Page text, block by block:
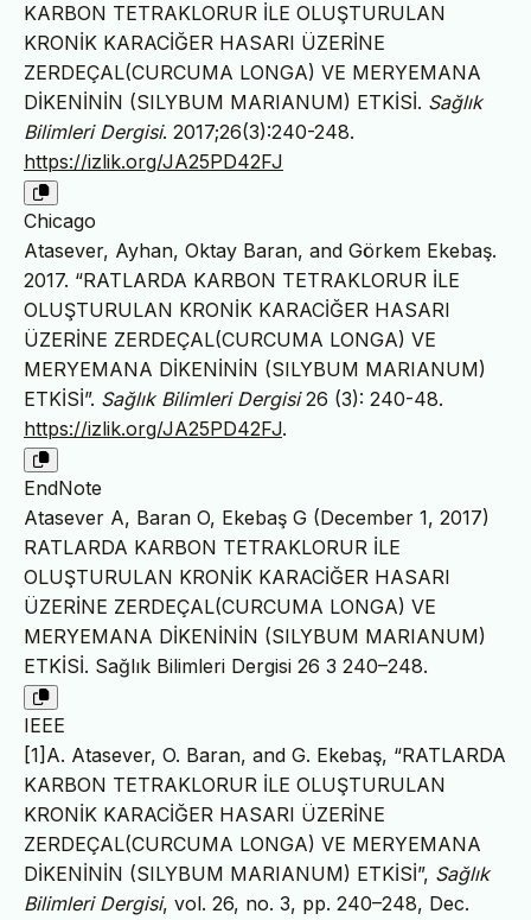
KARBON TETRAKLORUR İLE OLUŞTURULAN
KRONİK KARACİĞER HASARI ÜZERİNE
ZERDEÇAL(CURCUMA LONGA) VE MERYEMANA
DİKENİNİN (SILYBUM MARIANUM) ETKİSİ. Sağlık
Bilimleri Dergisi. 2017;26(3):240-248.
https://izlik.org/JA25PD42FJ
Chicago
Atasever, Ayhan, Oktay Baran, and Görkem Ekebaş.
2017. “RATLARDA KARBON TETRAKLORUR İLE
OLUŞTURULAN KRONİK KARACİĞER HASARI
ÜZERİNE ZERDEÇAL(CURCUMA LONGA) VE
MERYEMANA DİKENİNİN (SILYBUM MARIANUM)
ETKİSİ”. Sağlık Bilimleri Dergisi26 (3): 240-48.
https://izlik.org/JA25PD42FJ.
EndNote
Atasever A, Baran O, Ekebaş G (December 1, 2017)
RATLARDA KARBON TETRAKLORUR İLE
OLUŞTURULAN KRONİK KARACİĞER HASARI
ÜZERİNE ZERDEÇAL(CURCUMA LONGA) VE
MERYEMANA DİKENİNİN (SILYBUM MARIANUM)
ETKİSİ. Sağlık Bilimleri Dergisi 26 3 240–248.
IEEE
[1]A. Atasever, O. Baran, and G. Ekebaş, “RATLARDA
KARBON TETRAKLORUR İLE OLUŞTURULAN
KRONİK KARACİĞER HASARI ÜZERİNE
ZERDEÇAL(CURCUMA LONGA) VE MERYEMANA
DİKENİNİN (SILYBUM MARIANUM) ETKİSİ”, Sağlık
Bilimleri Dergisi, vol. 26, no. 3, pp. 240–248, Dec.